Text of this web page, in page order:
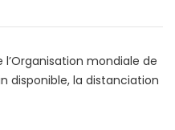
mondiale de
disponible, la distanciation